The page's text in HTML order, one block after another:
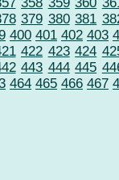
379 380 381
400 401 402 403
422 423 424
443 444 445
464 465 466 467